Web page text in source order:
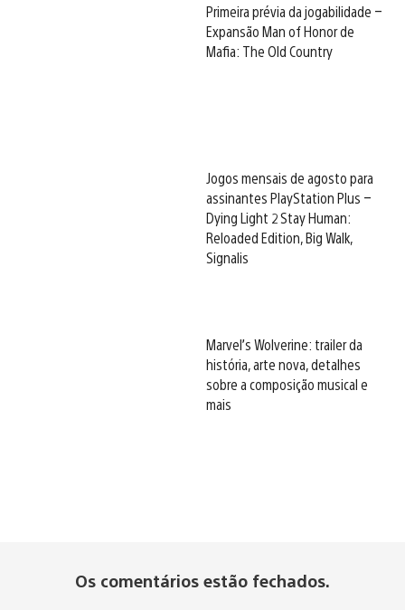
Primeira prévia da jogabilidade –
Expansão Man of Honor de
Mafia: The Old Country
Jogos mensais de agosto para
assinantes PlayStation Plus –
Dying Light 2 Stay Human:
Reloaded Edition, Big Walk,
Signalis
Marvel’s Wolverine: trailer da
história, arte nova, detalhes
sobre a composição musical e
mais
Os comentários estão fechados.